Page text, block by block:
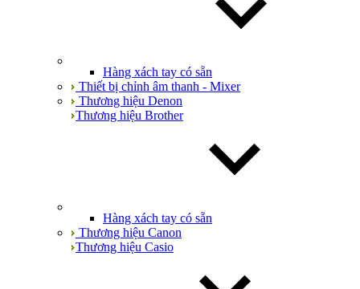
Hàng xách tay có sẵn
Thiết bị chỉnh âm thanh - Mixer
Thương hiệu Denon
Thương hiệu Brother
Hàng xách tay có sẵn
Thương hiệu Canon
Thương hiệu Casio